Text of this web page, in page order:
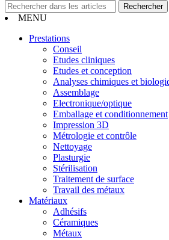
MENU
Prestations
Conseil
Etudes cliniques
Etudes et conception
Analyses chimiques et
Assemblage
Electronique/optique
Emballage et conditionnement
Impression 3D
Métrologie et contrôle
Nettoyage
Plasturgie
Stérilisation
Traitement de surface
Travail des métaux
Matériaux
Adhésifs
Céramiques
Métaux